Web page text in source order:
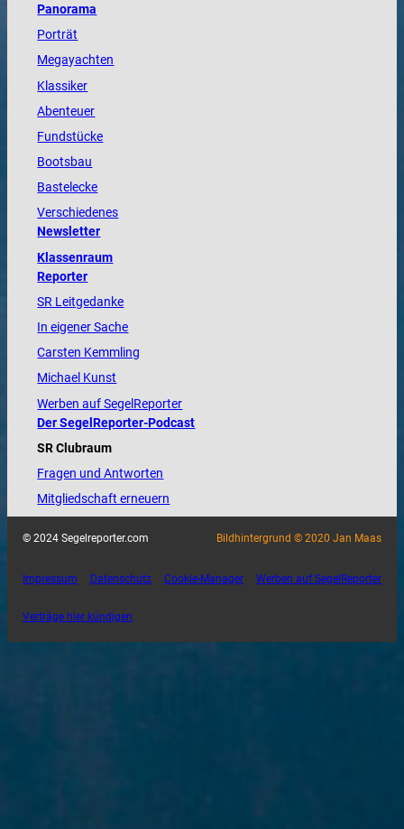
Panorama
Porträt
Megayachten
Klassiker
Abenteuer
Fundstücke
Bootsbau
Bastelecke
Verschiedenes
Newsletter
Klassenraum
Reporter
SR Leitgedanke
In eigener Sache
Carsten Kemmling
Michael Kunst
Werben auf SegelReporter
Der SegelReporter-Podcast
SR Clubraum
Fragen und Antworten
Mitgliedschaft erneuern
© 2024 Segelreporter.com Bildhintergrund © 2020 Jan Maas
Impressum Datenschutz Cookie-Manager Werben auf SegelReporter
Verträge hier kündigen